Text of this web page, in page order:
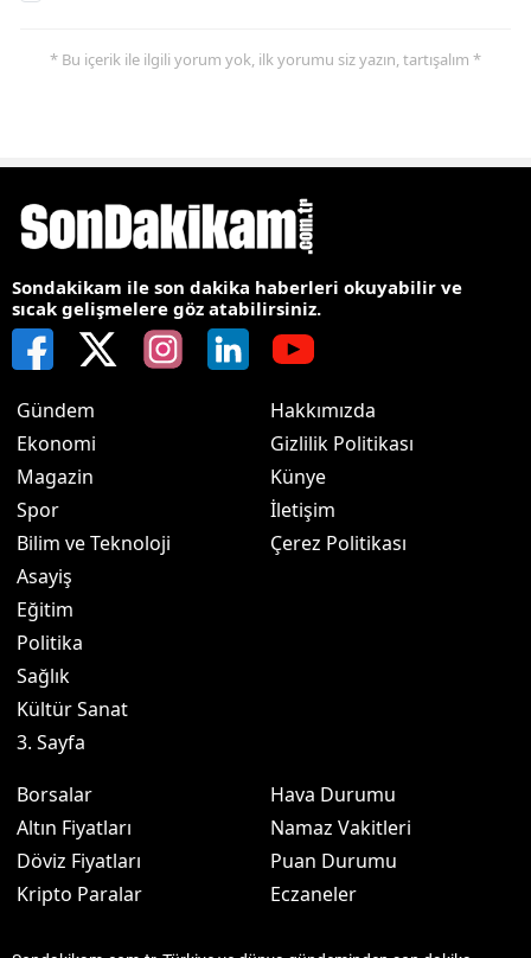
* Bu içerik ile ilgili yorum yok, ilk yorumu siz yazın, tartışalım *
Sondakikam ile son dakika haberleri okuyabilir ve
sıcak gelişmelere göz atabilirsiniz.
Gündem
Ekonomi
Magazin
Spor
Bilim ve Teknoloji
Asayiş
Eğitim
Politika
Sağlık
Kültür Sanat
3. Sayfa
Hakkımızda
Gizlilik Politikası
Künye
İletişim
Çerez Politikası
Borsalar
Altın Fiyatları
Döviz Fiyatları
Kripto Paralar
Hava Durumu
Namaz Vakitleri
Puan Durumu
Eczaneler